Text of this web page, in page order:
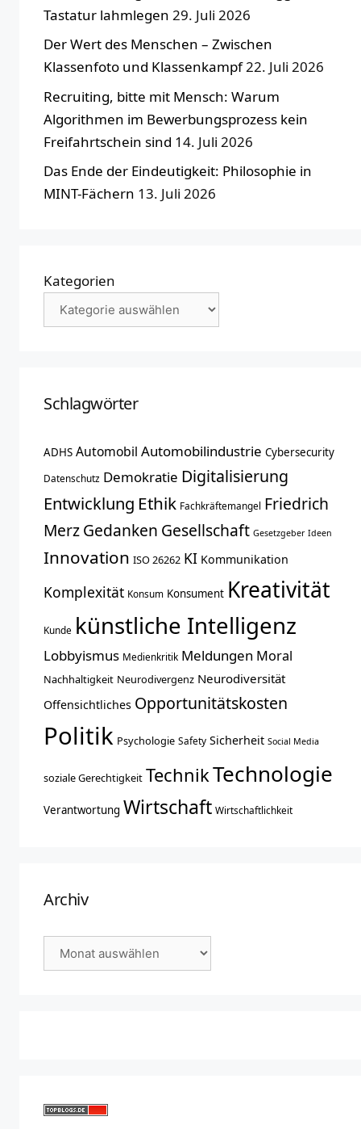
Tastatur lahmlegen 29. Juli 2026
Der Wert des Menschen – Zwischen
Klassenfoto und Klassenkampf22. Juli 2026
Recruiting, bitte mit Mensch: Warum
Algorithmen im Bewerbungsprozess kein
Freifahrtschein sind 14. Juli 2026
Das Ende der Eindeutigkeit: Philosophie in
MINT-Fächern 13. Juli 2026
Kategorien
Schlagwörter
ADHS Automobil Automobilindustrie Cybersecurity
Datenschutz Demokratie Digitalisierung
Entwicklung Ethik Fachkräftemangel Friedrich
MerzGedanken Gesellschaft Gesetzgeber Ideen
Innovation ISO 26262 KI Kommunikation
Komplexität Konsum Konsument Kreativität
Kunde künstliche Intelligenz
Lobbyismus Medienkritik Meldungen Moral
Nachhaltigkeit Neurodivergenz Neurodiversität
Offensichtliches Opportunitätskosten
Politik Psychologie Safety Sicherheit Social Media
soziale Gerechtigkeit TechnikTechnologie
Verantwortung Wirtschaft Wirtschaftlichkeit
Archiv
Archiv